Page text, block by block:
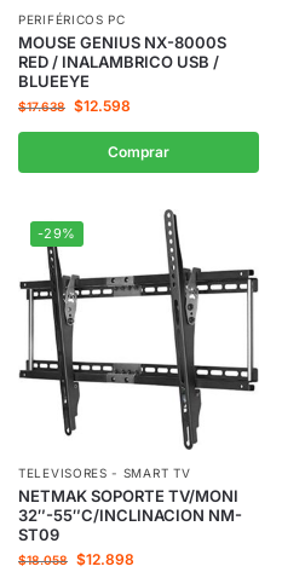
PERIFÉRICOS PC
MOUSE GENIUS NX-8000S
RED / INALAMBRICO USB /
BLUEEYE
$17.638 $12.598
Comprar
-29%
TELEVISORES - SMART TV
NETMAK SOPORTE TV/MONI
32″-55″C/INCLINACION NM-
ST09
$18.058 $12.898